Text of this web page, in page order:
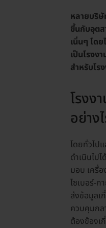
หลายบริษั
ขึ้นกับอุตส
เนิ่นๆ โด
เป็นโรงง
สำหรับโร
โรงง
อย่าง
โดยทั่วไป
ดำเนินไป
มอบ เครื่
ไซเบอร์-
ส่งข้อมูลเ
ควบคุมกล
ต้องข้องเ